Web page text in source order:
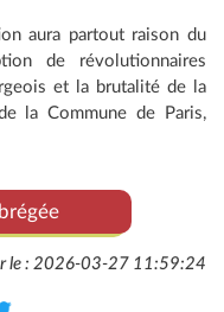
aura partout raison du
de révolutionnaires
et la brutalité de la
la Commune de Paris,
le : 2026-03-27 11:59:24